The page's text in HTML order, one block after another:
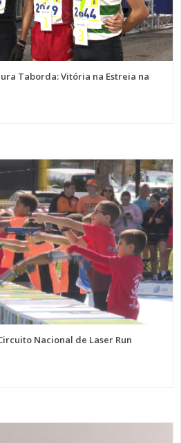
Taborda: Vitória na Estreia na
Nacional de Laser Run